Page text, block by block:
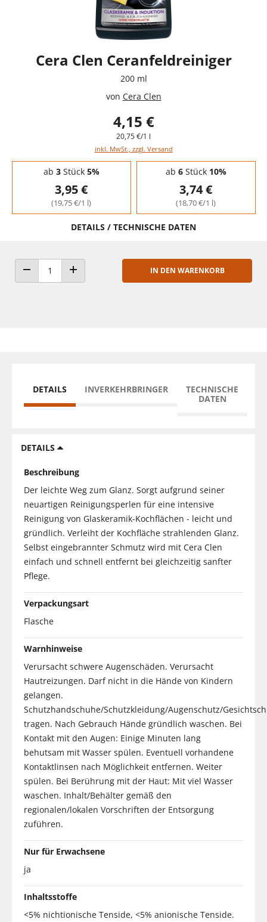
Cera Clen Ceranfeldreiniger
200 ml
von Cera Clen
4,15 €
20,75 €/1 l
inkl. MwSt., zzgl. Versand
Staffelpreise - Mengenrabatt
ab 3Stück 5%
3,95 €
(19,75 €/1 l)
ab 6Stück 10%
3,74 €
(18,70 €/1 l)
DETAILS / TECHNISCHE DATEN
ANZAHL VERRINGERNANZAHL ERHÖHEN
IN DEN WARENKORB
DETAILS INVERKEHRBRINGER
TECHNISCHE
DATEN
DETAILS
Beschreibung
Der leichte Weg zum Glanz. Sorgt aufgrund seiner
neuartigen Reinigungsperlen für eine intensive
Reinigung von Glaskeramik-Kochflächen - leicht und
gründlich. Verleiht der Kochfläche strahlenden Glanz.
Selbst eingebrannter Schmutz wird mit Cera Clen
einfach und schnell entfernt bei gleichzeitig sanfter
Pflege.
Verpackungsart
Flasche
Warnhinweise
Verursacht schwere Augenschäden. Verursacht
Hautreizungen. Darf nicht in die Hände von Kindern
gelangen.
Schutzhandschuhe/Schutzkleidung/Augenschutz/
tragen. Nach Gebrauch Hände gründlich waschen. Bei
Kontakt mit den Augen: Einige Minuten lang
behutsam mit Wasser spülen. Eventuell vorhandene
Kontaktlinsen nach Möglichkeit entfernen. Weiter
spülen. Bei Berührung mit der Haut: Mit viel Wasser
waschen. Inhalt/Behälter gemäß den
regionalen/lokalen Vorschriften der Entsorgung
zuführen.
Nur für Erwachsene
ja
Inhaltsstoffe
<5% nichtionische Tenside, <5% anionische Tenside.